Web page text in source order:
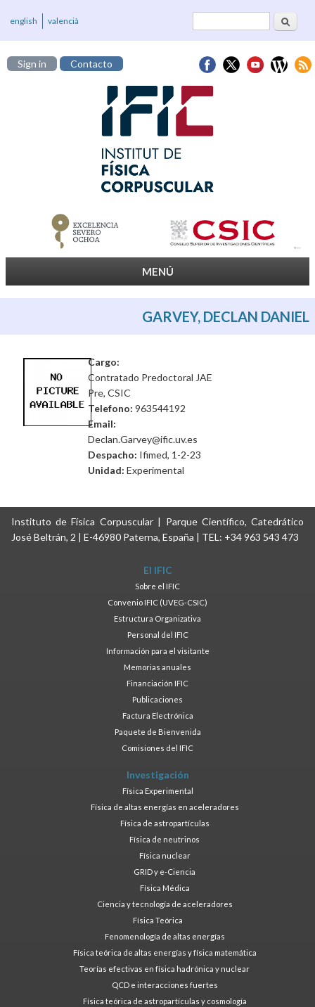
Formulario deBuscar
english valencià
Sign in Contacto
MENÚ
GARVEY, DECLAN DANIEL
Cargo:
Contratado Predoctoral JAE
Pre, CSIC
Telefono: 963544192
Email:
Declan.Garvey@ific.uv.es
Despacho: Ifimed, 1-2-23
Unidad: Experimental
Instituto de Física Corpuscular | Parque Científico, Catedrático
José Beltrán, 2 | E-46980 Paterna, España | TEL: +34 963 543 473
El IFIC
Sobre el IFIC
Convenio IFIC (UVEG-CSIC)
Estructura Organizativa
Personal del IFIC
Información para el visitante
Memorias anuales
Financiación IFIC
Publicaciones
Factura Electrónica
Paquete de Bienvenida
Comisiones del IFIC
Investigación
Física Experimental
Física de altas energías en aceleradores
Física de astropartículas
Física de neutrinos
Física nuclear
GRID y e-Ciencia
Física Médica
Ciencia y tecnología de aceleradores
Física Teórica
Fenomenología de altas energías
Física teórica de altas energías y física matemática
Teorías efectivas en física hadrónica y nuclear
QCD e interacciones fuertes
Física teórica de astropartículas y cosmología